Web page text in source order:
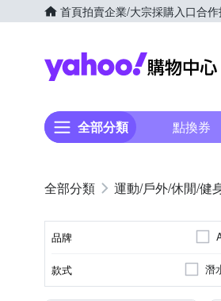
首頁拍賣企業/大宗採購入口合
全部分類 點換券
運動/戶外/休閒/健
品牌
款式 潛